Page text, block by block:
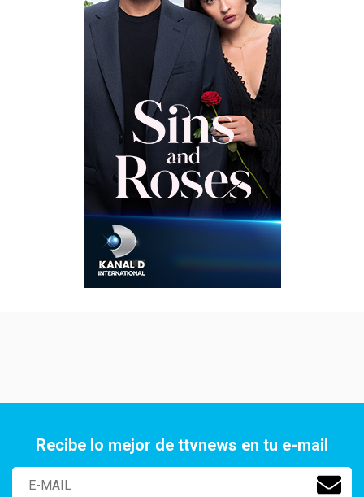
Recibe lo mejor de ttvnews en tu e-mail